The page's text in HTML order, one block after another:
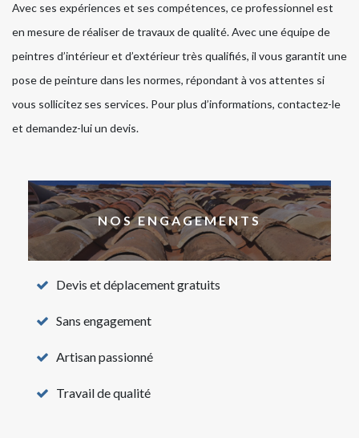
Avec ses expériences et ses compétences, ce professionnel est
en mesure de réaliser de travaux de qualité. Avec une équipe de
peintres d’intérieur et d’extérieur très qualifiés, il vous garantit une
pose de peinture dans les normes, répondant à vos attentes si
vous sollicitez ses services. Pour plus d’informations, contactez-le
et demandez-lui un devis.
NOS ENGAGEMENTS
Devis et déplacement gratuits
Sans engagement
Artisan passionné
Travail de qualité